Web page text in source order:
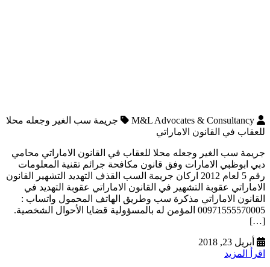
M&L Advocates & Consultancy
جريمة سب الغير وجعله محلا
للعقاب في القانون الاماراتي
جريمة سب الغير وجعله محلا للعقاب في القانون الاماراتي محامي
دبي ابوظبي الامارات وفق قانون مكافحة جرائم تقنية المعلومات
رقم 5 لعام 2012 اركان جريمة السب القذف التهديد التشهير القانون
الاماراتي عقوبة التشهير في القانون الاماراتي عقوبة التهديد في
القانون الاماراتي مذكرة سب وطريق الهاتف المحمول واتساب :
00971555570005 المؤمن له بالمسؤولية قضايا الأحوال الشخصية.
[…]
أبريل 23, 2018
اقرأ المزيد